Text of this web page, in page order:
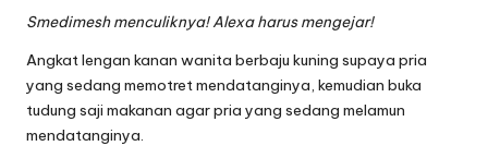
Smedimesh menculiknya! Alexa harus mengejar!
Angkat lengan kanan wanita berbaju kuning supaya pria
yang sedang memotret mendatanginya, kemudian buka
tudung saji makanan agar pria yang sedang melamun
mendatanginya.